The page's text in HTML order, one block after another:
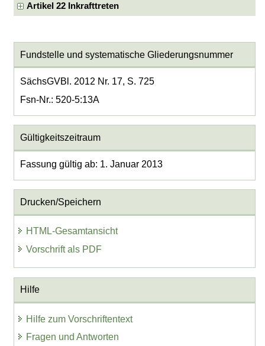
Artikel 22 Inkrafttreten
Fundstelle und systematische Gliederungsnummer
SächsGVBl. 2012 Nr. 17, S. 725
Fsn-Nr.: 520-5:13A
Gültigkeitszeitraum
Fassung gültig ab: 1. Januar 2013
Drucken/Speichern
HTML-Gesamtansicht
Vorschrift als PDF
Hilfe
Hilfe zum Vorschriftentext
Fragen und Antworten